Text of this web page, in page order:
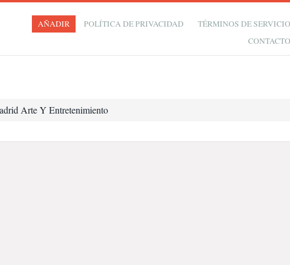
AÑADIR POLÍTICA DE PRIVACIDAD
TÉRMINOS DE
Arte Y Entretenimiento